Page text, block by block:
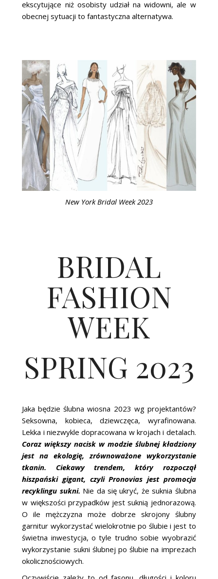
ekscytujące niż osobisty udział na widowni, ale w
obecnej sytuacji to fantastyczna alternatywa.
New York Bridal Week 2023
BRIDAL
FASHION
WEEK
SPRING 2023
Jaka będzie ślubna wiosna 2023 wg projektantów?
Seksowna, kobieca, dziewczęca, wyrafinowana.
Lekka i niezwykle dopracowana w krojach i detalach.
Coraz większy nacisk w modzie ślubnej kładziony
jest na ekologię, zrównoważone wykorzystanie
tkanin. Ciekawy trendem, który rozpoczął
hiszpański gigant, czyli Pronovias jest promocja
recyklingu sukni. Nie da się ukryć, że suknia ślubna
w większości przypadków jest suknią jednorazową.
O ile mężczyzna może dobrze skrojony ślubny
garnitur wykorzystać wielokrotnie po ślubie i jest to
świetna inwestycja, o tyle trudno sobie wyobrazić
wykorzystanie sukni ślubnej po ślubie na imprezach
okolicznościowych.